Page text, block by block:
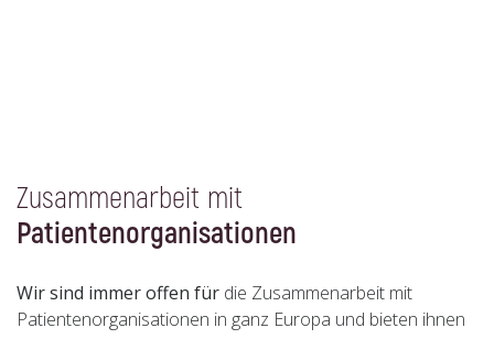
Zusammenarbeit mit
Patientenorganisationen
Wir sind immer offen für die Zusammenarbeit mit
Patientenorganisationen in ganz Europa und bieten ihnen